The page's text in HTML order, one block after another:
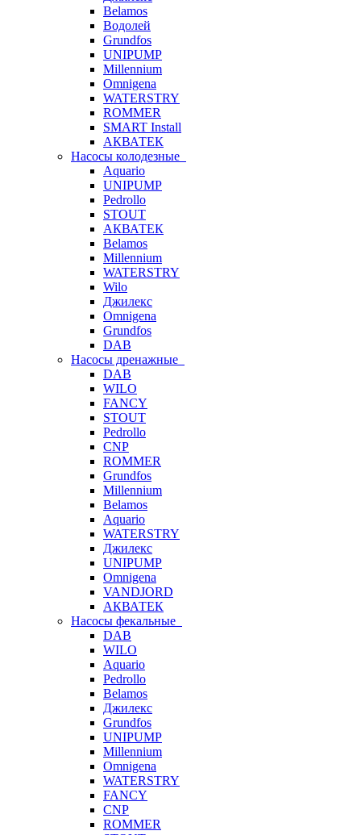
Belamos
Водолей
Grundfos
UNIPUMP
Millennium
Omnigena
WATERSTRY
ROMMER
SMART Install
АКВАТЕК
Насосы колодезные
Aquario
UNIPUMP
Pedrollo
STOUT
АКВАТЕК
Belamos
Millennium
WATERSTRY
Wilo
Джилекс
Omnigena
Grundfos
DAB
Насосы дренажные
DAB
WILO
FANCY
STOUT
Pedrollo
CNP
ROMMER
Grundfos
Millennium
Belamos
Aquario
WATERSTRY
Джилекс
UNIPUMP
Omnigena
VANDJORD
АКВАТЕК
Насосы фекальные
DAB
WILO
Aquario
Pedrollo
Belamos
Джилекс
Grundfos
UNIPUMP
Millennium
Omnigena
WATERSTRY
FANCY
CNP
ROMMER